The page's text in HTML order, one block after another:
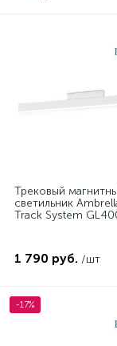
Трековый
светильник
Track System
1 790 руб. /шт
-17%